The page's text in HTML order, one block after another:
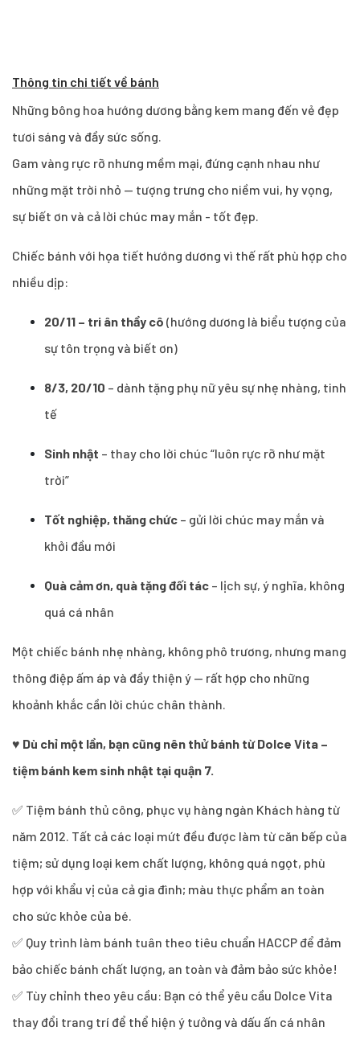
Thông tin chi tiết về bánh
Những bông hoa hướng dương bằng kem mang đến vẻ đẹp
tươi sáng và đầy sức sống.
Gam vàng rực rỡ nhưng mềm mại, đứng cạnh nhau như
những mặt trời nhỏ — tượng trưng cho niềm vui, hy vọng,
sự biết ơn và cả lời chúc may mắn - tốt đẹp.
Chiếc bánh với họa tiết hướng dương vì thế rất phù hợp cho
nhiều dịp:
20/11 – tri ân thầy cô (hướng dương là biểu tượng của
sự tôn trọng và biết ơn)
8/3, 20/10 – dành tặng phụ nữ yêu sự nhẹ nhàng, tinh
tế
Sinh nhật – thay cho lời chúc “luôn rực rỡ như mặt
trời”
Tốt nghiệp, thăng chức – gửi lời chúc may mắn và
khởi đầu mới
Quà cảm ơn, quà tặng đối tác – lịch sự, ý nghĩa, không
quá cá nhân
Một chiếc bánh nhẹ nhàng, không phô trương, nhưng mang
thông điệp ấm áp và đầy thiện ý — rất hợp cho những
khoảnh khắc cần lời chúc chân thành.
♥ Dù chỉ một lần, bạn cũng nên thử bánh từ Dolce Vita –
tiệm bánh kem sinh nhật tại quận 7.
✅ Tiệm bánh thủ công, phục vụ hàng ngàn Khách hàng từ
năm 2012. Tất cả các loại mứt đều được làm từ căn bếp của
tiệm; sử dụng loại kem chất lượng, không quá ngọt, phù
hợp với khẩu vị của cả gia đình; màu thực phẩm an toàn
cho sức khỏe của bé.
✅ Quy trình làm bánh tuân theo tiêu chuẩn HACCP để đảm
bảo chiếc bánh chất lượng, an toàn và đảm bảo sức khỏe!
✅ Tùy chỉnh theo yêu cầu: Bạn có thể yêu cầu Dolce Vita
thay đổi trang trí để thể hiện ý tưởng và dấu ấn cá nhân